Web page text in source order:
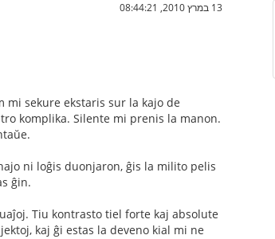
13 במרץ 2010, 08:44:21
mi sekure ekstaris sur la kajo de
komplika. Silente mi prenis la manon.
ni loĝis duonjaron, ĝis la milito pelis
ĝin.
Tiu kontrasto tiel forte kaj absolute
kaj ĝi estas la deveno kial mi ne